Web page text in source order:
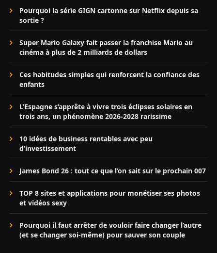
Pourquoi la série GIGN cartonne sur Netflix depuis sa
sortie ?
Super Mario Galaxy fait passer la franchise Mario au
cinéma à plus de 2 milliards de dollars
Ces habitudes simples qui renforcent la confiance des
enfants
L’Espagne s’apprête à vivre trois éclipses solaires en
trois ans, un phénomène 2026-2028 rarissime
10 idées de business rentables avec peu
d’investissement
James Bond 26 : tout ce que l’on sait sur le prochain 007
TOP 8 sites et applications pour monétiser ses photos
et vidéos sexy
Pourquoi il faut arrêter de vouloir faire changer l’autre
(et se changer soi-même) pour sauver son couple